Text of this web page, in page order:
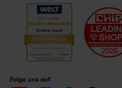
Folge uns auf